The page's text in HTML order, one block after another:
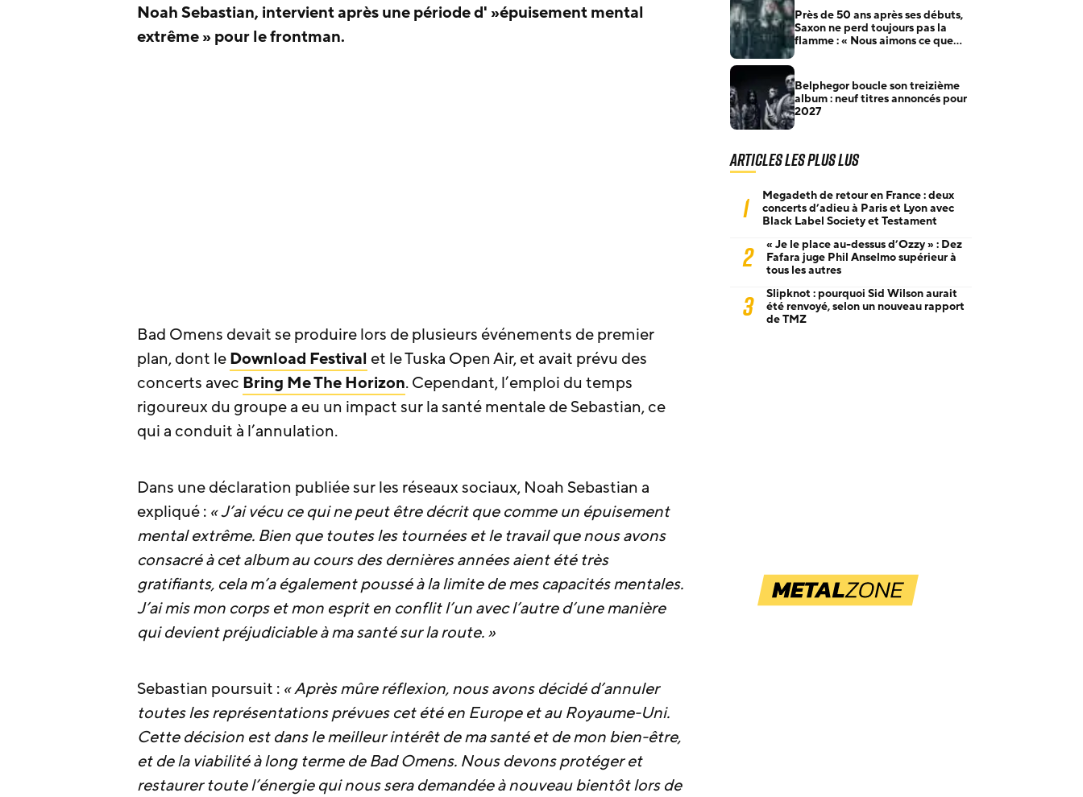
Noah Sebastian, intervient après une période d' »épuisement mental
extrême » pour le frontman.
Bad Omens devait se produire lors de plusieurs événements de premier
plan, dont leDownload Festival et le Tuska Open Air, et avait prévu des
concerts avec Bring Me The Horizon. Cependant, l’emploi du temps
rigoureux du groupe a eu un impact sur la santé mentale de Sebastian, ce
qui a conduit à l’annulation.
Dans une déclaration publiée sur les réseaux sociaux, Noah Sebastian a
expliqué : « J’ai vécu ce qui ne peut être décrit que comme un épuisement
mental extrême. Bien que toutes les tournées et le travail que nous avons
consacré à cet album au cours des dernières années aient été très
gratifiants, cela m’a également poussé à la limite de mes capacités mentales.
J’ai mis mon corps et mon esprit en conflit l’un avec l’autre d’une manière
qui devient préjudiciable à ma santé sur la route. »
Sebastian poursuit : « Après mûre réflexion, nous avons décidé d’annuler
toutes les représentations prévues cet été en Europe et au Royaume-Uni.
Cette décision est dans le meilleur intérêt de ma santé et de mon bien-être,
et de la viabilité à long terme de Bad Omens. Nous devons protéger et
restaurer toute l’énergie qui nous sera demandée à nouveau bientôt lors de
Près de 50 ans après ses débuts,
Saxon ne perd toujours pas la
flamme : « Nous aimons ce que
Belphegor boucle son treizième
album : neuf titres annoncés pour
2027
Articles les plus lus
1
Megadeth de retour en France : deux
concerts d’adieu à Paris et Lyon avec
Black Label Society et Testament
2
« Je le place au-dessus d’Ozzy » : Dez
Fafara juge Phil Anselmo supérieur à
tous les autres
3
Slipknot : pourquoi Sid Wilson aurait
été renvoyé, selon un nouveau rapport
de TMZ